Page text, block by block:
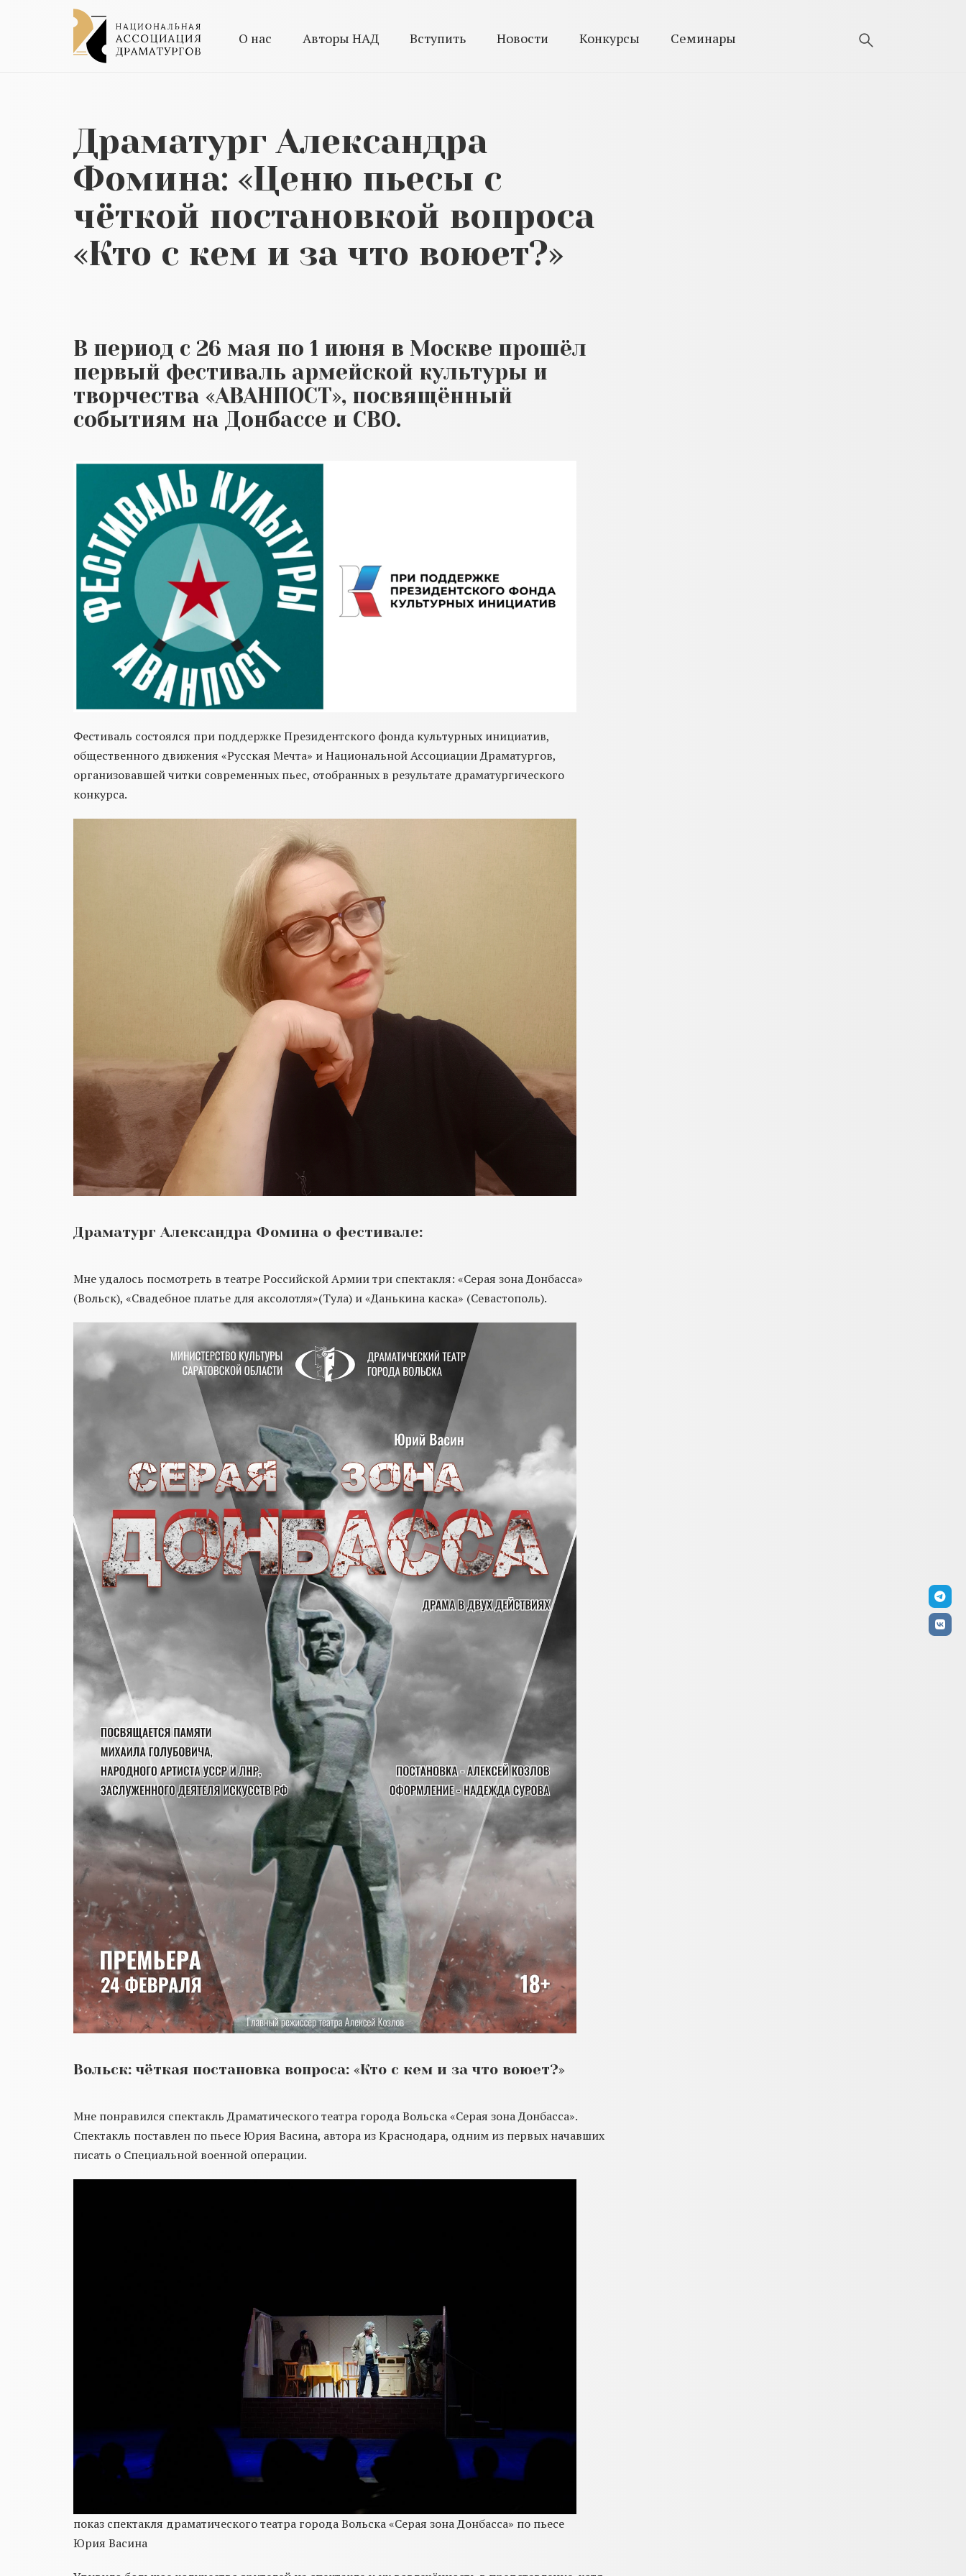
О нас Авторы НАД Вступить Новости Конкурсы Семинары
Драматург Александра
Фомина: «Ценю пьесы с
чёткой постановкой вопроса
«Кто с кем и за что воюет?»
В период с 26 мая по 1 июня в Москве прошёл
первый фестиваль армейской культуры и
творчества «АВАНПОСТ», посвящённый
событиям на Донбассе и СВО.
Фестиваль cостоялся при поддержке Президентского фонда культурных инициатив,
общественного движения «Русская Мечта» и Национальной Ассоциации Драматургов,
организовавшей читки современных пьес, отобранных в результате драматургического
конкурса.
Драматург Александра Фомина о фестивале:
Мне удалось посмотреть в театре Российской Армии три спектакля: «Серая зона Донбасса»
(Вольск), «Свадебное платье для аксолотля»(Тула) и «Данькина каска» (Севастополь).
Вольск: чёткая постановка вопроса: «Кто с кем и за что воюет?»
Мне понравился спектакль Драматического театра города Вольска «Серая зона Донбасса».
Спектакль поставлен по пьесе Юрия Васина, автора из Краснодара, одним из первых начавших
писать о Специальной военной операции.
показ спектакля драматического театра города Вольска «Серая зона Донбасса» по пьесе
Юрия Васина